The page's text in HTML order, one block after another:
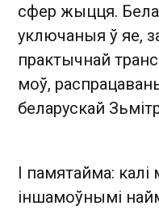
сфер жыцця.
уключаныя ў яе,
практычнай
моў,
беларускай
І памятайма:
іншамоўнымі